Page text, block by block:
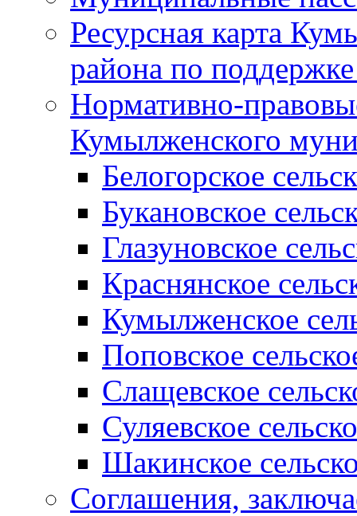
Ресурсная карта
района по
Нормативно-
Кумылженского
Белогорское
Букановское
Глазуновское
Краснянское
Кумылженское
Поповское
Слащевское
Суляевское
Шакинское
Соглашения,